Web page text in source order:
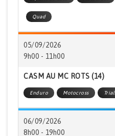
Quad
05/09/2026
9h00 - 11h00
CASM AU MC ROTS (14)
Enduro Motocross Trial
06/09/2026
8h00 - 19h00